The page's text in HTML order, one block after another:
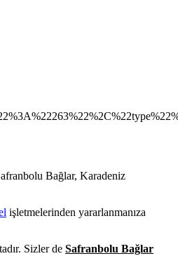
Bağlar, Karadeniz
işletmelerinden yararlanmanıza
Sizler de Safranbolu Bağlar